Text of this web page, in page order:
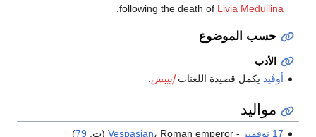
following the death of Livia Medullina
.
حسب الموضوع
الأدب
أوڤيد يكمل قصيدة اللعناتإيبيس.
مواليد
17 نوفمبر -
Vespasian، Roman emperor (ت. 79
)